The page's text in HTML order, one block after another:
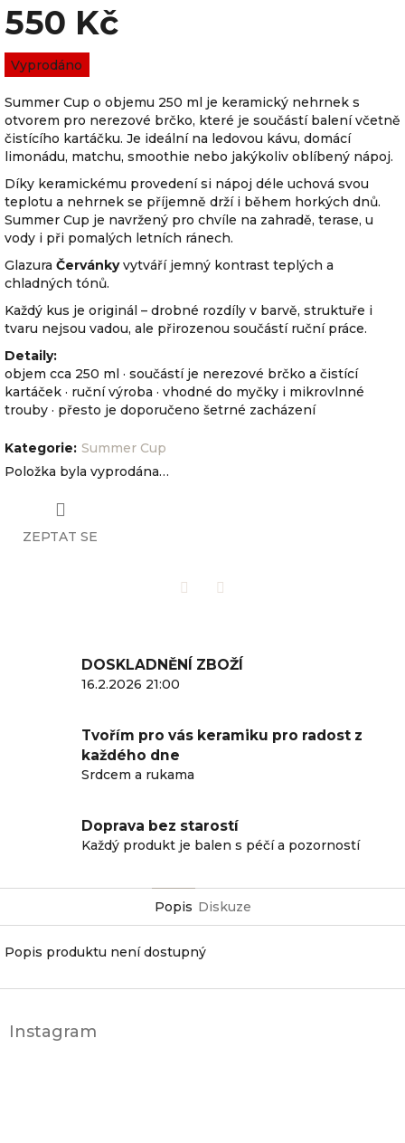
550 Kč
Měrná
cena:
Vyprodáno
Summer Cup o objemu 250 ml je keramický nehrnek s
otvorem pro nerezové brčko, které je součástí balení včetně
čistícího kartáčku. Je ideální na ledovou kávu, domácí
limonádu, matchu, smoothie nebo jakýkoliv oblíbený nápoj.
Díky keramickému provedení si nápoj déle uchová svou
teplotu a nehrnek se příjemně drží i během horkých dnů.
Summer Cup je navržený pro chvíle na zahradě, terase, u
vody i při pomalých letních ránech.
Glazura Červánkyvytváří jemný kontrast teplých a
chladných tónů.
Každý kus je originál – drobné rozdíly v barvě, struktuře i
tvaru nejsou vadou, ale přirozenou součástí ruční práce.
Detaily:
objem cca 250 ml · součástí je nerezové brčko a čistící
kartáček · ruční výroba · vhodné do myčky i mikrovlnné
trouby · přesto je doporučeno šetrné zacházení
Kategorie: Summer Cup
Položka byla vyprodána…
ZEPTAT SE
DOSKLADNĚNÍ ZBOŽÍ
16.2.2026 21:00
Tvořím pro vás keramiku pro radost z
každého dne
Srdcem a rukama
Doprava bez starostí
Každý produkt je balen s péčí a pozorností
Popis Diskuze
Popis produktu není dostupný
pInstagram